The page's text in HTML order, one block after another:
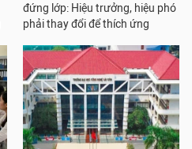
đứng lớp: Hiệu trưởng, hiệu phó
phải thay đổi để thích ứng